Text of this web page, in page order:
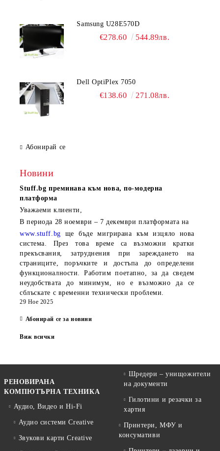
Samsung U28E570D
€278.60 544.89лв.
Dell OptiPlex 7050
€138.60 271.08лв.
Абонирай се
Новини
Stuff.bg преминава към нова, по-модерна
платформа
Уважаеми клиенти,
В периода 28 ноември – 7 декември платформата на
www.stuff.bg ще бъде мигрирана към изцяло нова
система. През това време са възможни кратки
прекъсвания, затруднения при зареждането на
страниците, поръчките и достъпа до определени
функционалности. Работим поетапно, за да сведем
неудобствата до минимум, но е възможно да се
сблъскате с временни технически проблеми.
29 Ное 2025
Абонирай се за новини
Виж всички
РЕНОВИРАНА
КОМПЮТЪРНА ТЕХНИКА
Аудио, Видео и Hi-Fi
Аудио системи Creative
Звукови карти Creative
Шредери – унищожители
на документи
Гилотини и резачки за
хартия
Принтери, МФУ и
консумативи